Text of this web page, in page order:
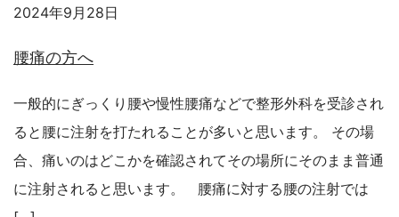
2024年9月28日
腰痛の方へ
一般的にぎっくり腰や慢性腰痛などで整形外科を受診され
ると腰に注射を打たれることが多いと思います。 その場
合、痛いのはどこかを確認されてその場所にそのまま普通
に注射されると思います。 腰痛に対する腰の注射では